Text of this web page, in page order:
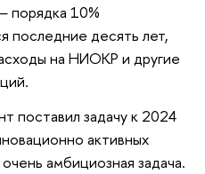
порядка 10%
последние десять лет,
на НИОКР и другие
поставил задачу к 2024
активных
амбициозная задача.